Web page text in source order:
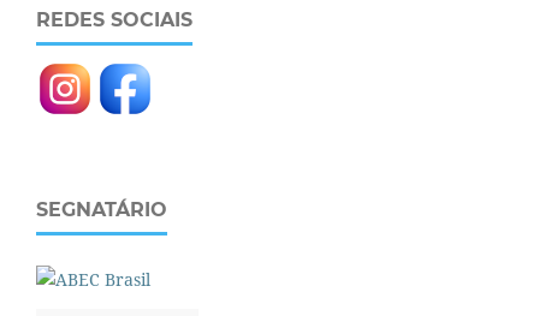
REDES SOCIAIS
SEGNATÁRIO